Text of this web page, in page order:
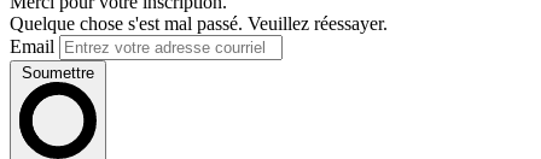
Quelque chose s'est mal passé. Veuillez réessayer.
Email
Soumettre